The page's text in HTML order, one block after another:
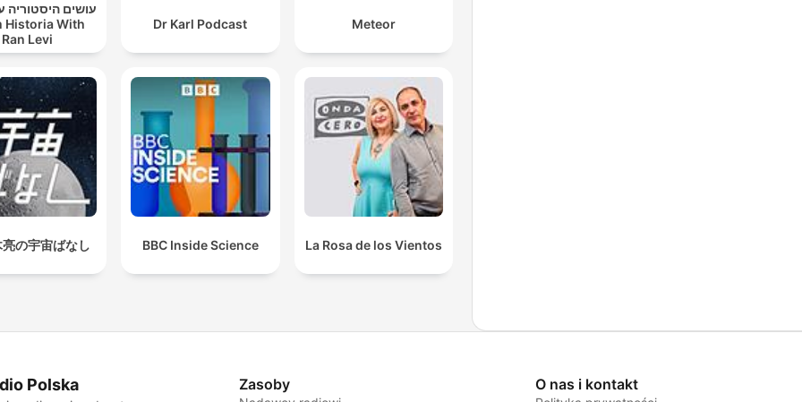
עושים היסטוריה
Historia With
Ran Levi
Dr Karl Podcast Meteor
の宇宙ばなし BBC Inside Science La Rosa de los Vientos
Polska Zasoby O nas i kontakt